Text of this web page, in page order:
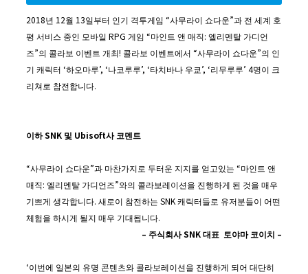
2018년 12월 13일부터 인기 격투게임 “사무라이 쇼다운”과 전 세계 호
평 서비스 중인 모바일 RPG 게임 “마인트 앤 매직: 엘리멘탈 가디언
즈”의 콜라보 이벤트 개최! 콜라보 이벤트에서 “사무라이 쇼다운”의 인
기 캐릭터 ‘하오마루’, ‘나코루루’, ‘타치바나 우쿄’, ‘리무루루’ 4명이 크
리쳐로 참전합니다.
이하SNK 및 Ubisoft사 코멘트
“사무라이 쇼다운”과 마찬가지로 두터운 지지를 얻고있는 “마인트 앤
매직: 엘리멘탈 가디언즈”와의 콜라보레이션을 진행하게 된 것을 매우
기쁘게 생각합니다. 새로이 참전하는 SNK 캐릭터들로 유저분들이 어떤
체험을 하시게 될지 매우 기대됩니다.
– 주식회사SNK대표 토야마 코이치 –
‘이번에 일본의 유명 콘텐츠와 콜라보레이션을 진행하게 되어 대단히